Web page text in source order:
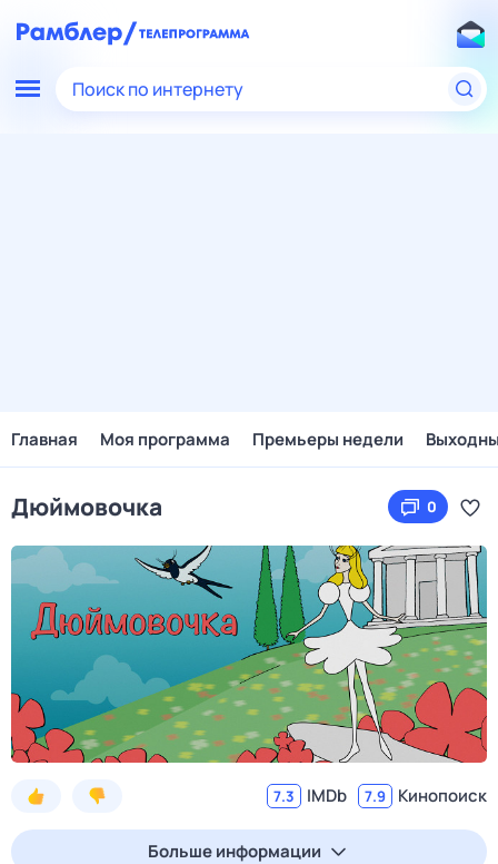
Поиск по интернету
Главная Моя программа Премьеры недели
Дюймовочка 0
7.3 IMDb 7.9 Кинопоиск
Больше информации